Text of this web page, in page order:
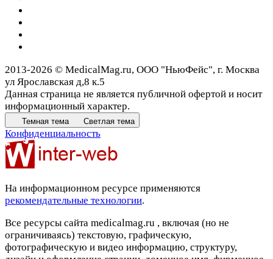
2013-2026 © MedicalMag.ru, ООО "НьюФейс", г. Москва
ул Ярославская д,8 к.5
Данная страница не является публичной офертой и носит
информационный характер.
Темная тема Светлая тема
Конфиденциальность
На информационном ресурсе применяются
рекомендательные технологии.
Все ресурсы сайта medicalmag.ru , включая (но не
ограничиваясь) текстовую, графическую,
фотографическую и видео информацию, структуру,